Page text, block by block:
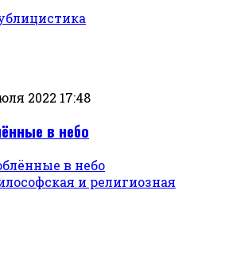
2022 17:48
в небо
и религиозная